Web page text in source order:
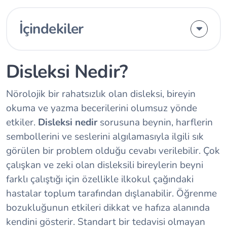
İçindekiler
Disleksi Nedir?
Nörolojik bir rahatsızlık olan disleksi, bireyin
okuma ve yazma becerilerini olumsuz yönde
etkiler. Disleksi nedirsorusuna beynin, harflerin
sembollerini ve seslerini algılamasıyla ilgili sık
görülen bir problem olduğu cevabı verilebilir. Çok
çalışkan ve zeki olan disleksili bireylerin beyni
farklı çalıştığı için özellikle ilkokul çağındaki
hastalar toplum tarafından dışlanabilir. Öğrenme
bozukluğunun etkileri dikkat ve hafıza alanında
kendini gösterir. Standart bir tedavisi olmayan